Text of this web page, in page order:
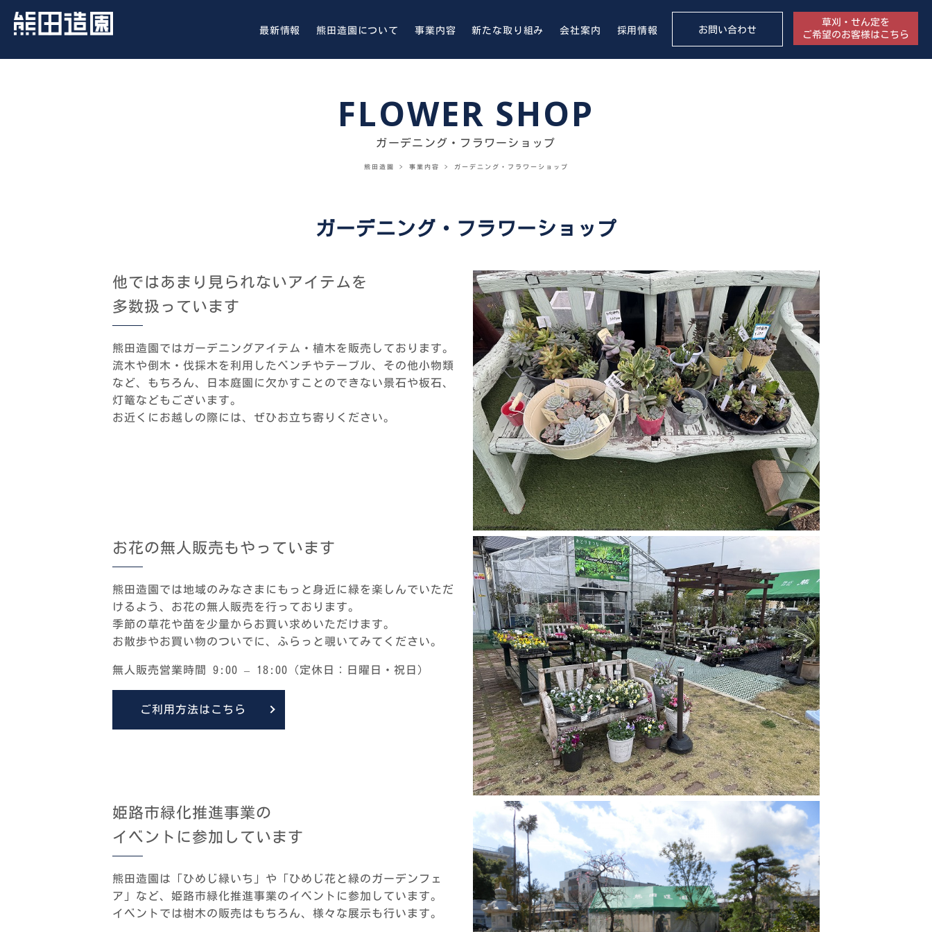
最新情報 熊田造園について 事業内容 新たな取り組み 会社案内 採用情報 お問い合わせ
草刈・せん定を
ご希望のお客様はこちら
FLOWER SHOP
ガーデニング・フラワーショップ
熊田造園 > 事業内容 > ガーデニング・フラワーショップ
ガーデニング・フラワーショップ
他ではあまり見られないアイテムを
多数扱っています
熊田造園ではガーデニングアイテム・植木を販売しております。
流木や倒木・伐採木を利用したベンチやテーブル、その他小物類
など、もちろん、日本庭園に欠かすことのできない景石や板石、
灯篭などもございます。
お近くにお越しの際には、ぜひお立ち寄りください。
お花の無人販売もやっています
熊田造園では地域のみなさまにもっと身近に緑を楽しんでいただ
けるよう、お花の無人販売を行っております。
季節の草花や苗を少量からお買い求めいただけます。
お散歩やお買い物のついでに、ふらっと覗いてみてください。
無人販売営業時間 9:00 – 18:00（定休日：日曜日・祝日）
ご利用方法はこちら
姫路市緑化推進事業の
イベントに参加しています
熊田造園は「ひめじ緑いち」や「ひめじ花と緑のガーデンフェ
ア」など、姫路市緑化推進事業のイベントに参加しています。
イベントでは樹木の販売はもちろん、様々な展示も行います。